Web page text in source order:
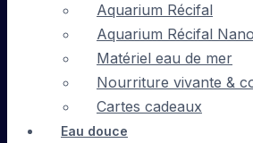
Aquarium Récifal
Aquarium Récifal Nano
Matériel eau de mer
Nourriture vivante &
Cartes cadeaux
Eau douce